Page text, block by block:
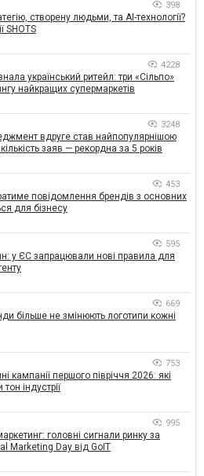
398
створену людьми, та AI-технології?
SHOTS
4228
український ритейл: три «Сільпо»
найкращих супермаркетів
3248
вдруге став найпопулярнішою
заяв — рекордна за 5 років
453
повідомлення брендів з основних
для бізнесу
595
у ЄС запрацювали нові правила для
669
більше не змінюють логотипи кожні
753
кампанії першого півріччя 2026: які
індустрії
995
головні сигнали ринку за
Marketing Day від GoIT